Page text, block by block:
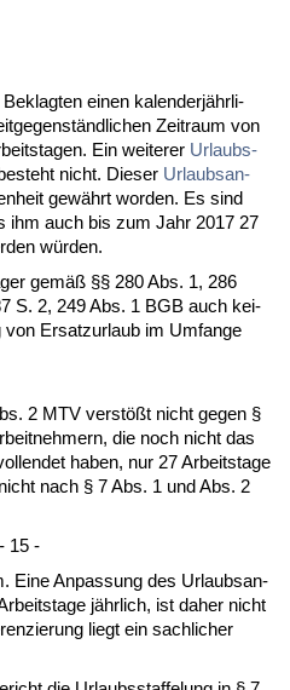
ei­nen ka­len­derjähr­li­
Zeit­raum von
Ein wei­te­rer Ur­laubs­
nicht. Die­ser Ur­laubs­an­
gewährt wor­den. Es sind
ihm auch bis zum Jahr 2017 27
würden.
gemäß §§ 280 Abs. 1, 286
S. 2, 249 Abs. 1 BGB auch kei­
Er­satz­ur­laub im Um­fan­ge
2 MTV verstößt nicht ge­gen §
die noch nicht das
ha­ben, nur 27 Ar­beits­ta­ge
nach § 7 Abs. 1 und Abs. 2
- 15 -
Ei­ne An­pas­sung des Ur­laubs­an­
jähr­lich, ist da­her nicht
liegt ein sach­li­cher